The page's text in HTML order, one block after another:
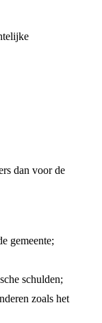
dan voor de
gemeente;
schulden;
zoals het